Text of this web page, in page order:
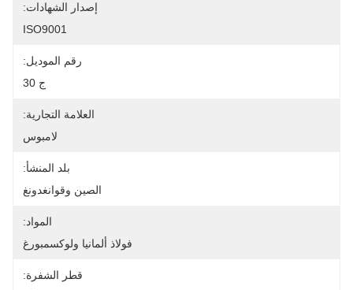
إصدار الشهادات:
ISO9001
رقم الموديل:
ج 30
العلامة التجارية:
لامبوس
بلد المنشأ:
الصين وقوانغدونغ
المواد:
فولاذ ألمانيا ولوكسمبورغ
قطر الشفرة: